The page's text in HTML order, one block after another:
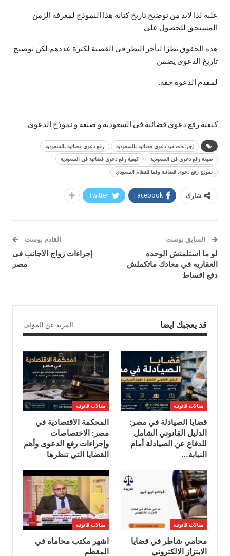
عليه لذا لابد من توضيح تاريخ كتابة هذا النموذج لمعرفة الزمن
المستحق للحصول على
هذه الحقوق نظرًا لتأخر النظر في القضية لكثرة عددهم لكن توضيح
تاريخ الدعوى يضمن
لمقدم الدعوة حقه.
كيفية رفع دعوى قضائية في السعودية و صيغة و نموذج الدعوى
إجراءات قيد دعوى قضائية بالسعودية
رفع دعوى قضائية بالسعودية
صيغة رفع دعوى في السعودية
كيفية رفع دعوى قضائية في السعودية
نموذج رفع دعوى قضائية وفقا للنظام السعودي
شارك Facebook
Twitter
السابق بوست
لو ما استلمتش الوحده
العقاريه في معادك ماتكملش
دفع اقساط
القادم بوست
إجراءات زواج الاجانب فى
مصر
قد يعجبك ايضا المزيد عن المؤلف
مقالات قانونيه
قضايا الصيادلة في مصر:
الدليل القانوني الشامل
للدفاع عن الصيادلة أمام
النيابة…
مقالات قانونيه
المحكمة الاقتصادية في
مصر: الاختصاصات
وإجراءات رفع الدعوى وأهم
القضايا التي تنظرها
مقالات قانونيه
محامي شاطر في قضايا
الابتزاز الالكتروني
مقالات قانونيه
اشهر مكتب محاماه في
المقطم